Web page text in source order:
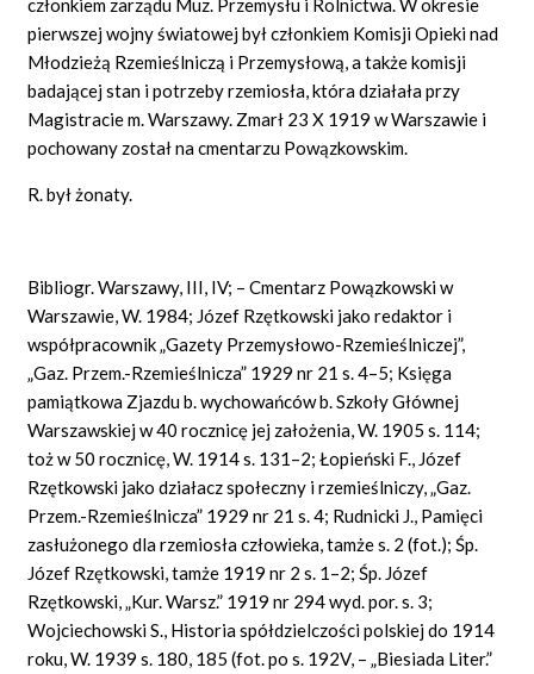
członkiem zarządu Muz. Przemysłu i Rolnictwa. W okresie
pierwszej wojny światowej był członkiem Komisji Opieki nad
Młodzieżą Rzemieślniczą i Przemysłową, a także komisji
badającej stan i potrzeby rzemiosła, która działała przy
Magistracie m. Warszawy. Zmarł 23 X 1919 w Warszawie i
pochowany został na cmentarzu Powązkowskim.
R. był żonaty.
Bibliogr. Warszawy, III, IV; – Cmentarz Powązkowski w
Warszawie, W. 1984; Józef Rzętkowski jako redaktor i
współpracownik „Gazety Przemysłowo-Rzemieślniczej”,
„Gaz. Przem.-Rzemieślnicza” 1929 nr 21 s. 4–5; Księga
pamiątkowa Zjazdu b. wychowańców b. Szkoły Głównej
Warszawskiej w 40 rocznicę jej założenia, W. 1905 s. 114;
toż w 50 rocznicę, W. 1914 s. 131–2; Łopieński F., Józef
Rzętkowski jako działacz społeczny i rzemieślniczy, „Gaz.
Przem.-Rzemieślnicza” 1929 nr 21 s. 4; Rudnicki J., Pamięci
zasłużonego dla rzemiosła człowieka, tamże s. 2 (fot.);Śp.
Józef Rzętkowski, tamże 1919 nr 2 s. 1–2; Śp. Józef
Rzętkowski, „Kur. Warsz.” 1919 nr 294 wyd. por. s. 3;
Wojciechowski S., Historia spółdzielczości polskiej do 1914
roku, W. 1939 s. 180, 185 (fot. pos. 192V, – „Biesiada Liter.”